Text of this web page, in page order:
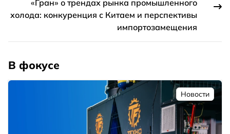
«Гран» о трендах рынка промышленного
холода: конкуренция с Китаем и перспективы
импортозамещения
В фокусе
Новости